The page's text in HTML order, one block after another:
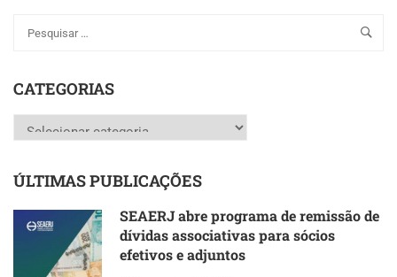
CATEGORIAS
Categorias
ÚLTIMAS PUBLICAÇÕES
SEAERJ abre programa de remissão de
dívidas associativas para sócios
efetivos e adjuntos